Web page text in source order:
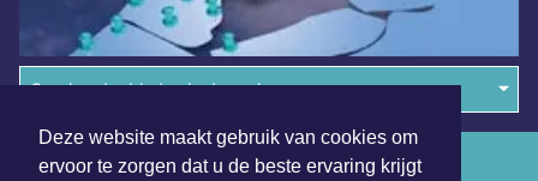
Deze website maakt gebruik van cookies om
ervoor te zorgen dat u de beste ervaring krijgt
Overige dagbladen in de regio
Algemene voorwaarden